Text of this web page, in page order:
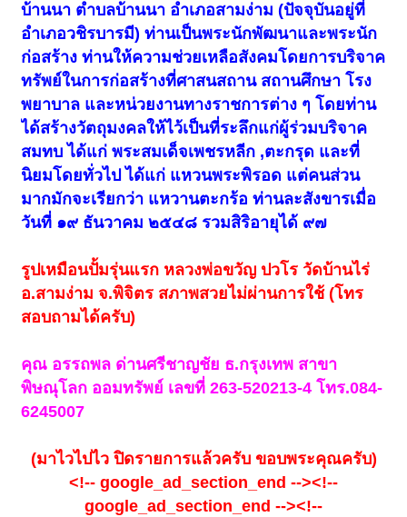
บ้านนา ตำบลบ้านนา อำเภอสามง่าม (ปัจจุบันอยู่ที่
อำเภอวชิรบารมี) ท่านเป็นพระนักพัฒนาและพระนัก
ก่อสร้าง ท่านให้ความช่วยเหลือสังคมโดยการบริจาค
ทรัพย์ในการก่อสร้างที่ศาสนสถาน สถานศึกษา โรง
พยาบาล และหน่วยงานทางราชการต่าง ๆ โดยท่าน
ได้สร้างวัตถุมงคลให้ไว้เป็นที่ระลึกแก่ผู้ร่วมบริจาค
สมทบ ได้แก่ พระสมเด็จเพชรหลีก ,ตะกรุด และที่
นิยมโดยทั่วไป ได้แก่ แหวนพระพิรอด แต่คนส่วน
มากมักจะเรียกว่า แหวานตะกร้อ ท่านละสังขารเมื่อ
วันที่ ๑๙ ธันวาคม ๒๕๔๘ รวมสิริอายุได้ ๙๗
รูปเหมือนปั้มรุ่นแรก หลวงพ่อขวัญ ปวโร วัดบ้านไร่
อ.สามง่าม จ.พิจิตร สภาพสวยไม่ผ่านการใช้ (โทร
สอบถามได้ครับ)
คุณ อรรถพล ด่านศรีชาญชัย ธ.กรุงเทพ สาขา
พิษณุโลก ออมทรัพย์ เลขที่ 263-520213-4 โทร.084-
6245007
(มาไวไปไว ปิดรายการแล้วครับ ขอบพระคุณครับ)
<!-- google_ad_section_end --><!--
google_ad_section_end --><!--